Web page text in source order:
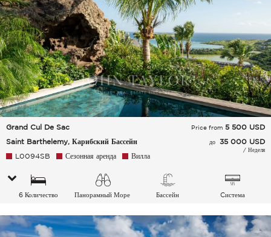
Grand Cul De Sac
Saint Barthelemy, Карибский Бассейн
Price from 5 500 USD
до 35 000 USD
/ Неделя
L0094SB Сезонная аренда Вилла
6 Количество
Панорамный Море Бассейн
Cистема
воздуха